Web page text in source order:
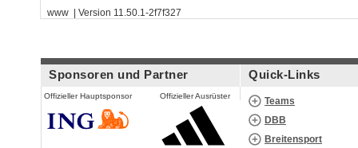
www | Version 11.50.1-2f7f327
Sponsoren und Partner
Offizieller Hauptsponsor Offizieller Ausrüster
Quick-Links
Teams
DBB
Breitensport